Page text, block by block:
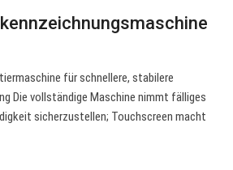
für schnellere, stabilere
Die vollständige Maschine nimmt fälliges
sicherzustellen; Touchscreen macht